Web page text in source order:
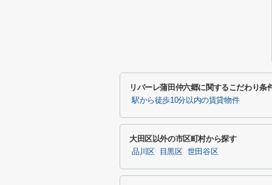
リバーレ蒲田仲六郷に関するこだわり条
駅から徒歩10分以内の賃貸物件
大田区以外の市区町村から探す
品川区 目黒区 世田谷区